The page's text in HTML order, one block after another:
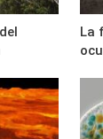
La